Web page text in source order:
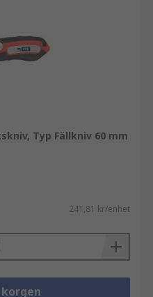
Typ Fällkniv 60 mm
241,81 kr/enhet